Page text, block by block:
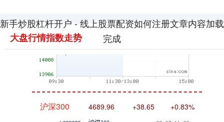
新手炒股杠杆开户 - 线上股票配资如何注册文章内容加载
完成
大盘行情指数走势